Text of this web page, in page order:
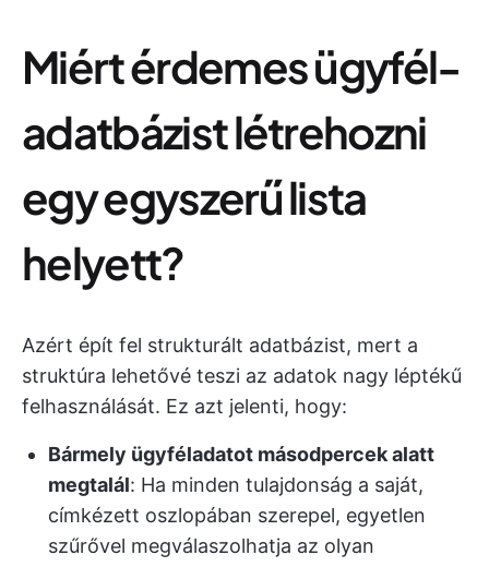
Miért érdemes ügyfél-
adatbázist létrehozni
egy egyszerű lista
helyett?
Azért épít fel strukturált adatbázist, mert a
struktúra lehetővé teszi az adatok nagy léptékű
felhasználását. Ez azt jelenti, hogy:
Bármely ügyféladatot másodpercek alatt
megtalál: Ha minden tulajdonság a saját,
címkézett oszlopában szerepel, egyetlen
szűrővel megválaszolhatja az olyan